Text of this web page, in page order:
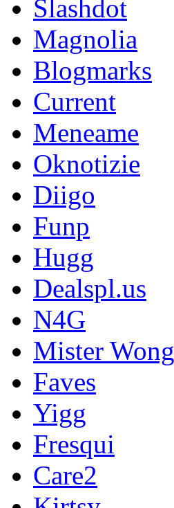
Slashdot
Magnolia
Blogmarks
Current
Meneame
Oknotizie
Diigo
Funp
Hugg
Dealspl.us
N4G
Mister Wong
Faves
Yigg
Fresqui
Care2